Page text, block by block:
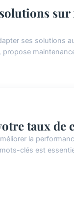
sur
ses solutions
taux de
la
clés est